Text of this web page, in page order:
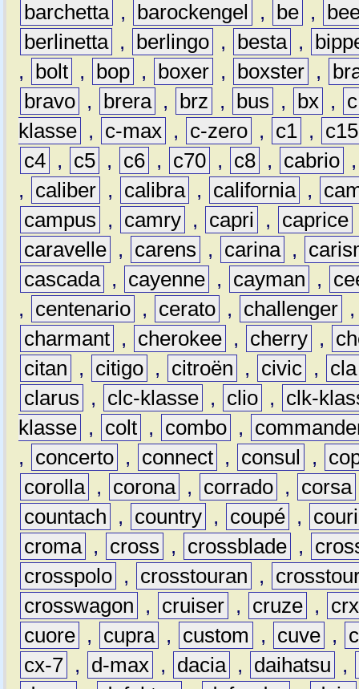
barchetta , barockengel , be ,
berlinetta , berlingo , besta ,
,
bolt , bop , boxer , boxster ,
bravo , brera , brz , bus , bx ,
c
klasse , c-max , c-zero , c1 ,
c15
c4 , c5 , c6 , c70 , c8 , cabrio
,
caliber , calibra , california ,
campus
, camry , capri , caprice
caravelle , carens , carina ,
cascada , cayenne , cayman ,
,
centenario , cerato , challenger
charmant , cherokee , cherry ,
citan
, citigo , citroën , civic ,
cla
clarus
, clc-klasse , clio ,
clk-
klasse , colt , combo ,
,
concerto , connect , consul ,
corolla , corona , corrado , corsa
countach
, country , coupé ,
croma , cross , crossblade ,
crosspolo , crosstouran ,
crosswagon
, cruiser , cruze ,
crx
cuore , cupra , custom , cuve ,
cx-7 , d-max , dacia , daihatsu
,